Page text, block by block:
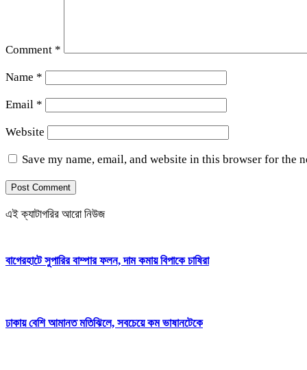
Comment *
Name *
Email *
Website
Save my name, email, and website in this browser for the
এই ক্যাটাগরির আরো নিউজ
বাগেরহাটে সুপারির বাম্পার ফলন, দাম কমায় বিপাকে চাষিরা
ঢাকায় বেশি আমানত মতিঝিলে, সবচেয়ে কম ভাষানটেকে